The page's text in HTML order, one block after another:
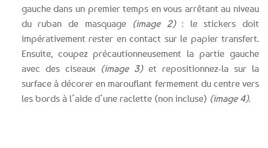
gauche dans un premier temps en vous arrêtant au niveau
du ruban de masquage (image 2): le stickers doit
impérativement rester en contact sur le papier transfert.
Ensuite, coupez précautionneusement la partie gauche
avec des ciseaux (image 3) et repositionnez-la sur la
surface à décorer en marouflant fermement du centre vers
les bords à l’aide d’une raclette (non incluse) (image 4).